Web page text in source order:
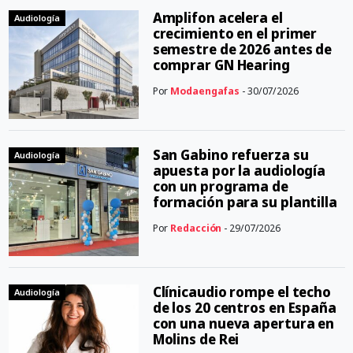
Audiología
Amplifon acelera el
crecimiento en el primer
semestre de 2026 antes de
comprar GN Hearing
Por Modaengafas - 30/07/2026
Audiología
San Gabino refuerza su
apuesta por la audiología
con un programa de
formación para su plantilla
Por Redacción - 29/07/2026
Audiología
Clínicaudio rompe el techo
de los 20 centros en España
con una nueva apertura en
Molins de Rei